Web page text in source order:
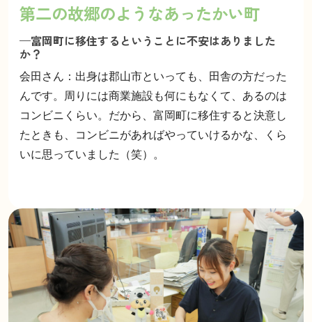
第二の故郷のようなあったかい町
—富岡町に移住するということに不安はありました
か？
会田さん：出身は郡山市といっても、田舎の方だった
んです。周りには商業施設も何にもなくて、あるのは
コンビニくらい。だから、富岡町に移住すると決意し
たときも、コンビニがあればやっていけるかな、くら
いに思っていました（笑）。